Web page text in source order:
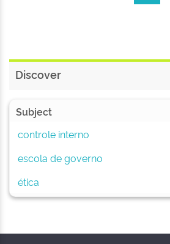
Discover
Subject
controle interno
escola de governo
ética